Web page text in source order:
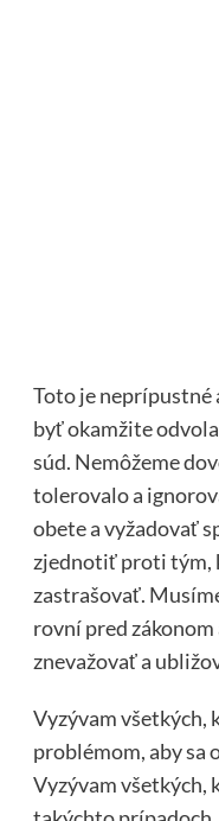
Toto je neprípustné
byť okamžite
súd. Nemôžeme
tolerovalo a
obete a vyžadovať
zjednotiť proti tým,
zastrašovať.
rovní pred zákonom
znevažovať a
Vyzývam
problémom, aby sa
Vyzývam všetkých,